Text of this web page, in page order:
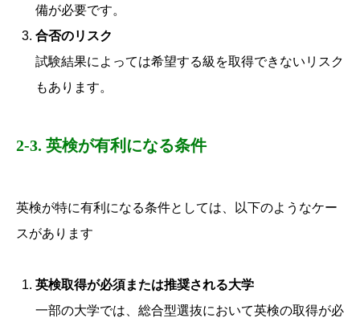
備が必要です。
合否のリスク
試験結果によっては希望する級を取得できないリスク
もあります。
2-3. 英検が有利になる条件
英検が特に有利になる条件としては、以下のようなケー
スがあります
英検取得が必須または推奨される大学
一部の大学では、総合型選抜において英検の取得が必